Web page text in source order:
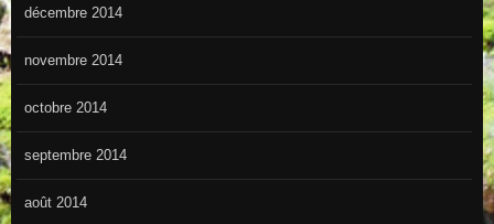
décembre 2014
novembre 2014
octobre 2014
septembre 2014
août 2014